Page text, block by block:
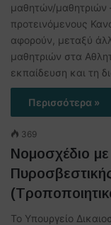
μαθητών/μαθητριών
προτεινόμενους
αφορούν, μεταξύ
μαθητριών στα
εκπαίδευση και τη
Περισσότερα »
369
Νομοσχέδιο με
Το Υπουργείο